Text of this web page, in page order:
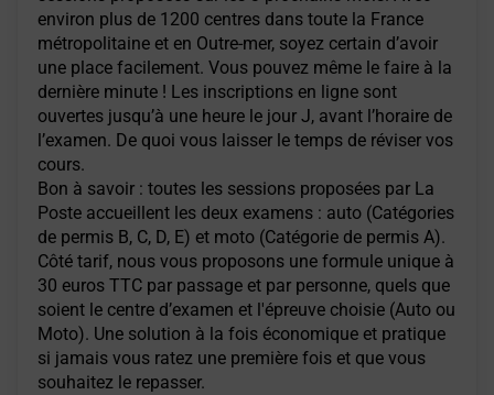
environ plus de 1200 centres dans toute la France
métropolitaine et en Outre-mer, soyez certain d’avoir
une place facilement. Vous pouvez même le faire à la
dernière minute ! Les inscriptions en ligne sont
ouvertes jusqu’à une heure le jour J, avant l’horaire de
l’examen. De quoi vous laisser le temps de réviser vos
cours.
Bon à savoir : toutes les sessions proposées par La
Poste accueillent les deux examens : auto (Catégories
de permis B, C, D, E) et moto (Catégorie de permis A).
Côté tarif, nous vous proposons une formule unique à
30 euros TTC par passage et par personne, quels que
soient le centre d’examen et l'épreuve choisie (Auto ou
Moto). Une solution à la fois économique et pratique
si jamais vous ratez une première fois et que vous
souhaitez le repasser.